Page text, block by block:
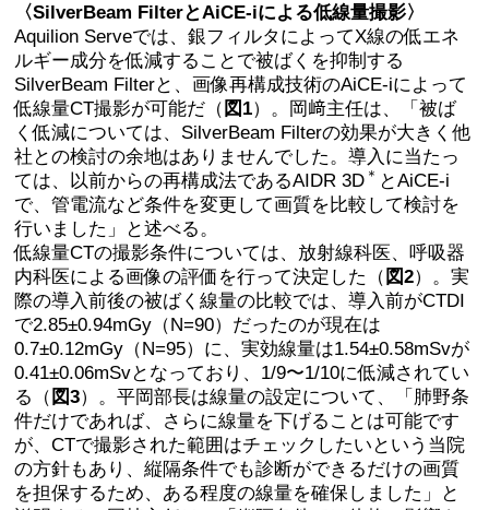
〈SilverBeam FilterとAiCE-iによる低線量撮影〉
Aquilion Serveでは、銀フィルタによってX線の低エネ
ルギー成分を低減することで被ばくを抑制する
SilverBeam Filterと、画像再構成技術のAiCE-iによって
低線量CT撮影が可能だ（ 図1）。岡﨑主任は、「被ば
く低減については、SilverBeam Filterの効果が大きく他
社との検討の余地はありませんでした。導入に当たっ
ては、以前からの再構成法であるAIDR 3D ＊ とAiCE-i
で、管電流など条件を変更して画質を比較して検討を
行いました」と述べる。
低線量CTの撮影条件については、放射線科医、呼吸器
内科医による画像の評価を行って決定した（ 図2）。実
際の導入前後の被ばく線量の比較では、導入前がCTDI
で2.85±0.94mGy（N=90）だったのが現在は
0.7±0.12mGy（N=95）に、実効線量は1.54±0.58mSvが
0.41±0.06mSvとなっており、1/9〜1/10に低減されてい
る（ 図3）。平岡部長は線量の設定について、「肺野条
件だけであれば、さらに線量を下げることは可能です
が、CTで撮影された範囲はチェックしたいという当院
の方針もあり、縦隔条件でも診断ができるだけの画質
を担保するため、ある程度の線量を確保しました」と